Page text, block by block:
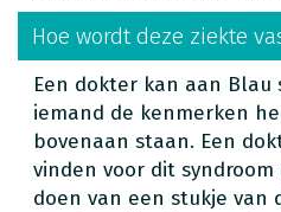
Hoe wordt deze ziekte
Een dokter kan aan Blau
iemand de kenmerken
bovenaan staan. Een
vinden voor dit
doen van een stukje van